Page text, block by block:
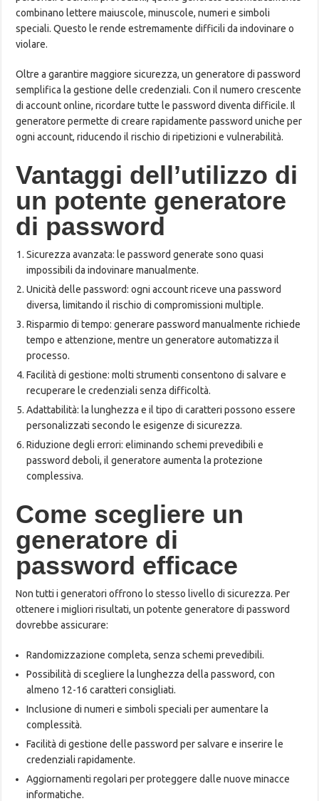
combinano lettere maiuscole, minuscole, numeri e simboli
speciali. Questo le rende estremamente difficili da indovinare o
violare.
Oltre a garantire maggiore sicurezza, un generatore di password
semplifica la gestione delle credenziali. Con il numero crescente
di account online, ricordare tutte le password diventa difficile. Il
generatore permette di creare rapidamente password uniche per
ogni account, riducendo il rischio di ripetizioni e vulnerabilità.
Vantaggi dell’utilizzo di
un potente generatore
di password
Sicurezza avanzata: le password generate sono quasi
impossibili da indovinare manualmente.
Unicità delle password: ogni account riceve una password
diversa, limitando il rischio di compromissioni multiple.
Risparmio di tempo: generare password manualmente richiede
tempo e attenzione, mentre un generatore automatizza il
processo.
Facilità di gestione: molti strumenti consentono di salvare e
recuperare le credenziali senza difficoltà.
Adattabilità: la lunghezza e il tipo di caratteri possono essere
personalizzati secondo le esigenze di sicurezza.
Riduzione degli errori: eliminando schemi prevedibili e
password deboli, il generatore aumenta la protezione
complessiva.
Come scegliere un
generatore di
password efficace
Non tutti i generatori offrono lo stesso livello di sicurezza. Per
ottenere i migliori risultati, un potente generatore di password
dovrebbe assicurare:
Randomizzazione completa, senza schemi prevedibili.
Possibilità di scegliere la lunghezza della password, con
almeno 12-16 caratteri consigliati.
Inclusione di numeri e simboli speciali per aumentare la
complessità.
Facilità di gestione delle password per salvare e inserire le
credenziali rapidamente.
Aggiornamenti regolari per proteggere dalle nuove minacce
informatiche.